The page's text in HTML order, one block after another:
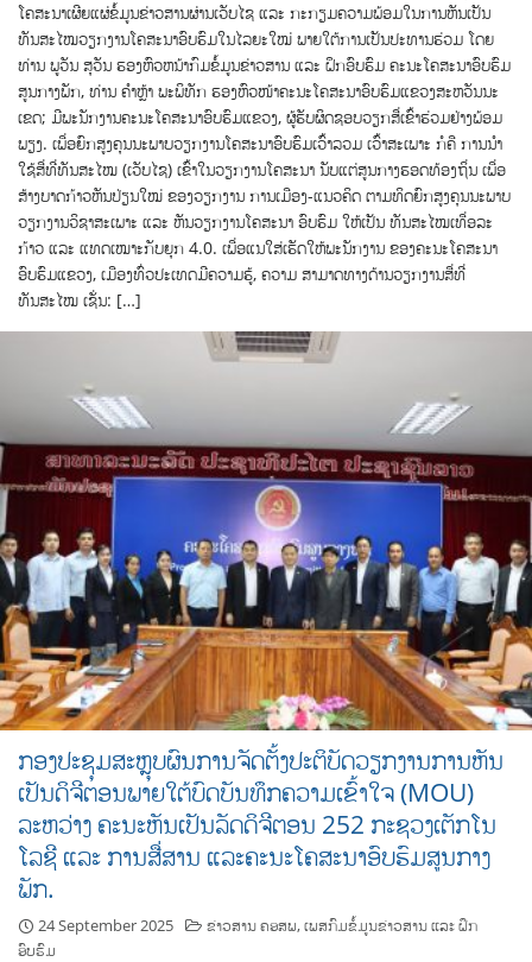
ໂຄສະນາເຜີຍແຜ່ຂໍ້ມູນຂ່າວສານຜ່ານເວັບໄຊ ແລະ ກະກຽມຄວາມພ້ອມໃນການຫັນເປັນ
ທັນສະໄໝວຽກງານໂຄສະນາອົບຮົມໃນໄລຍະໃໝ່ ພາຍໃຕ້ການເປັນປະທານຮ່ວມ ໂດຍ
ທ່ານ ພູວັນ ສຸວັນ ຮອງຫົວຫນ້າກົມຂໍ້ມູນຂ່າວສານ ແລະ ຝຶກອົບຮົມ ຄະນະໂຄສະນາອົບຮົມ
ສູນກາງພັກ, ທ່ານ ຄຳຫຼ້າ ພະພິທັກ ຮອງຫົວໜ້າຄະນະໂຄສະນາອົບຮົມແຂວງສະຫວັນນະ
ເຂດ; ມີພະນັກງານຄະນະໂຄສະນາອົບຮົມແຂວງ, ຜູ້ຮັບຜິດຊອບວຽກສື່ເຂົ້າຮ່ວມຢ່າງພ້ອມ
ພຽງ. ເພື່ອຍົກສູງຄຸນນະພາບວຽກງານໂຄສະນາອົບຮົມເວົ້າລວມ ເວົ້າສະເພາະ ກໍຄື ການນໍາ
ໃຊ້ສື່ທີ່ທັນສະໄໝ (ເວັບໄຊ) ເຂົ້າໃນວຽກງານໂຄສະນາ ນັບແຕ່ສູນກາງຮອດທ້ອງຖິ່ນ ເພື່ອ
ສ້າງບາດກ້າວຫັນປ່ຽນໃໝ່ ຂອງວຽກງານ ການເມືອງ-ແນວຄິດ ຕາມທິດຍົກສູງຄຸນນະພາບ
ວຽກງານວິຊາສະເພາະ ແລະ ຫັນວຽກງານໂຄສະນາ ອົບຮົມ ໃຫ້ເປັນ ທັນສະໄໝເທື່ອລະ
ກ້າວ ແລະ ແທດເໝາະກັບຍຸກ 4.0. ເພື່ອແນໃສ່ເຮັດໃຫ້ພະນັກງານ ຂອງຄະນະໂຄສະນາ
ອົບຮົມແຂວງ, ເມືອງທົ່ວປະເທດມີຄວາມຮູ້, ຄວາມ ສາມາດທາງດ້ານວຽກງານສື່ທີ່
ທັນສະໄໝ ເຊັ່ນ: […]
ກອງປະຊຸມສະຫຼຸບຜົນການຈັດຕັ້ງປະຕິບັດວຽກງານການຫັນ
ເປັນດິຈີຕອນພາຍໃຕ້ບົດບັນທຶກຄວາມເຂົ້າໃຈ (MOU)
ລະຫວ່າງ ຄະນະຫັນເປັນລັດດິຈີຕອນ 252 ກະຊວງເຕັກໂນ
ໂລຊີ ແລະ ການສື່ສານ ແລະຄະນະໂຄສະນາອົບຮົມສູນກາງ
ພັກ.
24 September 2025 ຂ່າວສານ ຄອສພ,ເພສກົມຂໍ້ມູນຂ່າວສານ ແລະ ຝຶກ
ອົບຮົມ